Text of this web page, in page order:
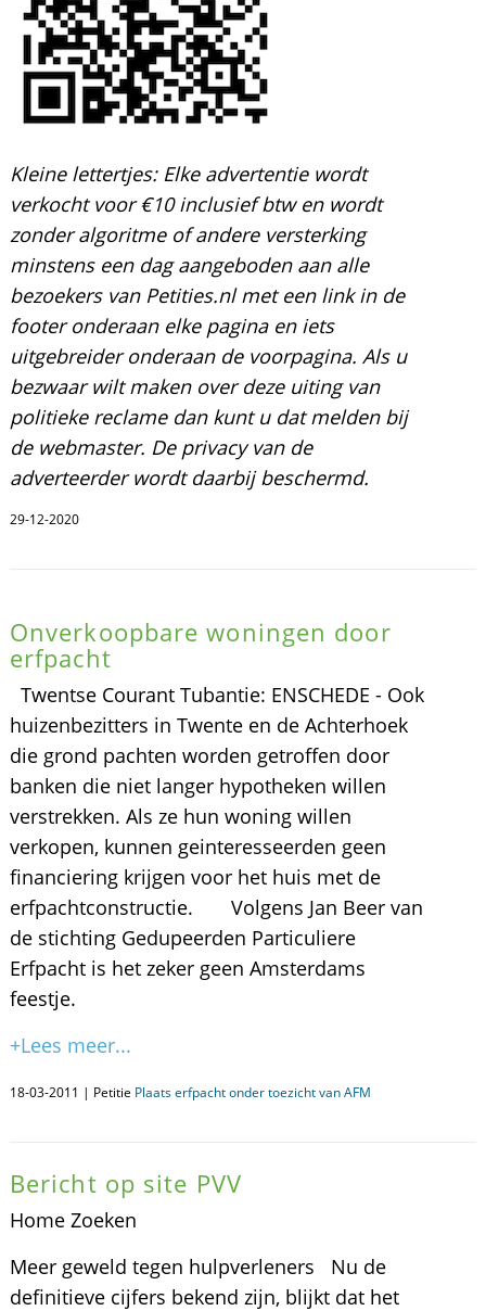
Kleine lettertjes: Elke advertentie wordt
verkocht voor €10 inclusief btw en wordt
zonder algoritme of andere versterking
minstens een dag aangeboden aan alle
bezoekers van Petities.nl met een link in de
footer onderaan elke pagina en iets
uitgebreider onderaan de voorpagina. Als u
bezwaar wilt maken over deze uiting van
politieke reclame dan kunt u dat melden bij
de webmaster. De privacy van de
adverteerder wordt daarbij beschermd.
29-12-2020
Onverkoopbare woningen door
erfpacht
Twentse Courant Tubantie: ENSCHEDE - Ook
huizenbezitters in Twente en de Achterhoek
die grond pachten worden getroffen door
banken die niet langer hypotheken willen
verstrekken. Als ze hun woning willen
verkopen, kunnen geinteresseerden geen
financiering krijgen voor het huis met de
erfpachtconstructie. Volgens Jan Beer van
de stichting Gedupeerden Particuliere
Erfpacht is het zeker geen Amsterdams
feestje.
+Lees meer...
18-03-2011 | Petitie Plaats erfpacht onder toezicht van AFM
Bericht op site PVV
Home Zoeken
Meer geweld tegen hulpverleners Nu de
definitieve cijfers bekend zijn, blijkt dat het